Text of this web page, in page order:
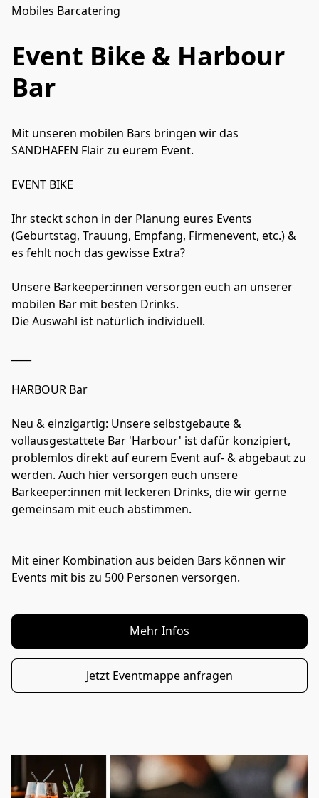
Mobiles Barcatering
Event Bike & Harbour
Bar
Mit unseren mobilen Bars bringen wir das
SANDHAFEN Flair zu eurem Event.
EVENT BIKE
Ihr steckt schon in der Planung eures Events
(Geburtstag, Trauung, Empfang, Firmenevent, etc.) &
es fehlt noch das gewisse Extra?
Unsere Barkeeper:innen versorgen euch an unserer
mobilen Bar mit besten Drinks.
Die Auswahl ist natürlich individuell.
HARBOUR Bar
Neu & einzigartig: Unsere selbstgebaute &
vollausgestattete Bar 'Harbour' ist dafür konzipiert,
problemlos direkt auf eurem Event auf- & abgebaut zu
werden. Auch hier versorgen euch unsere
Barkeeper:innen mit leckeren Drinks, die wir gerne
gemeinsam mit euch abstimmen.
Mit einer Kombination aus beiden Bars können wir
Events mit bis zu 500 Personen versorgen.
Mehr Infos
Jetzt Eventmappe anfragen